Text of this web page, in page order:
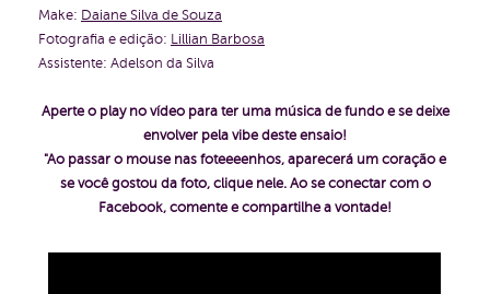
Make: Daiane Silva de Souza
Fotografia e edição: Lillian Barbosa
Assistente: Adelson da Silva
Aperte o play no vídeo para ter uma música de fundo e se deixe
envolver pela vibe deste ensaio!
"Ao passar o mouse nas foteeeenhos, aparecerá um coração e
se você gostou da foto, clique nele. Ao se conectar com o
Facebook, comente e compartilhe a vontade!